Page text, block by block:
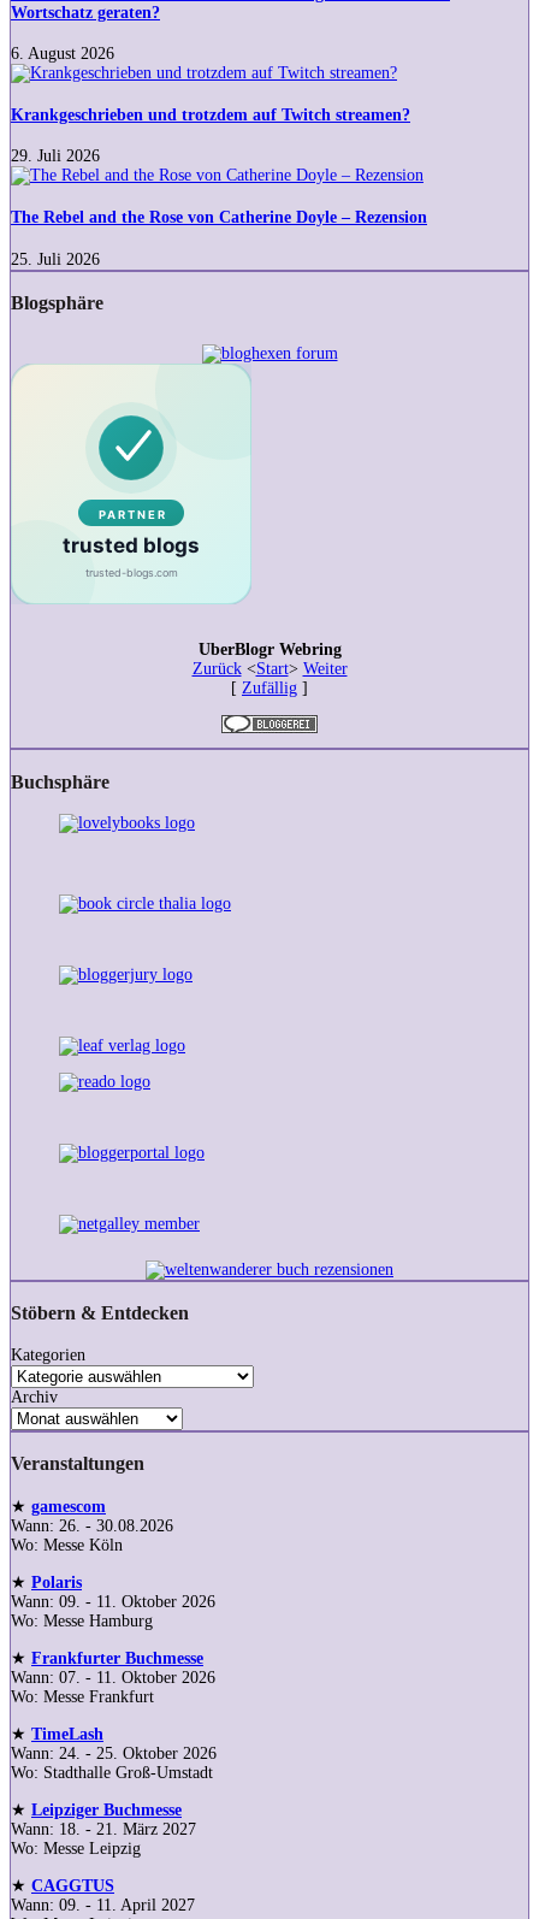
dieser
eigentlich
in
meinen
geraten?
Wortschatz geraten?
6. August 2026
Krankgeschrieben
trotzdem
Twitch
streamen?
Krankgeschrieben und trotzdem auf Twitch streamen?
29. Juli 2026
The
and
Rose
von
Doyle
The Rebel and the Rose von Catherine Doyle – Rezension
25. Juli 2026
Blogsphäre
UberBlogr Webring
Zurück<Start> Weiter
[ Zufällig ]
Buchsphäre
Stöbern & Entdecken
Kategorien
Archiv
Veranstaltungen
★ gamescom
Wann: 26. - 30.08.2026
Wo: Messe Köln
★ Polaris
Wann: 09. - 11. Oktober 2026
Wo: Messe Hamburg
★ Frankfurter Buchmesse
Wann: 07. - 11. Oktober 2026
Wo: Messe Frankfurt
★ TimeLash
Wann: 24. - 25. Oktober 2026
Wo: Stadthalle Groß-Umstadt
★ Leipziger Buchmesse
Wann: 18. - 21. März 2027
Wo: Messe Leipzig
★ CAGGTUS
Wann: 09. - 11. April 2027